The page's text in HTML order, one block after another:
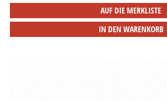
AUF DIE MERKLISTE
IN DEN WARENKORB